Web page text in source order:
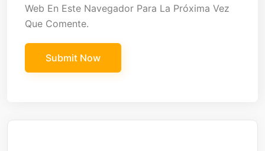
Web En Este Navegador Para La Próxima Vez
Que Comente.